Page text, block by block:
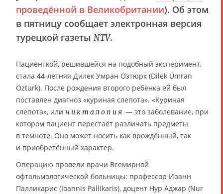
проведённой в Великобритании). Об этом
в пятницу сообщает электронная версия
турецкой газеты NTV.
Пациенткой, решившейся на подобный эксперимент,
стала 44-летняя Дилек Умран Озтюрк (Dilek Ümran
Öztürk). После рождения второго ребёнка ей был
поставлен диагноз «куриная слепота». «Куриная
слепота», или никталопия — это заболевание, при
котором пациент перестаёт различать предметы
в темноте. Оно может носить как врождённый, так
и приобретённый характер.
Операцию провели врачи Всемирной
офтальмологической больницы: профессор Иоанн
Палликарис (Ioannis Pallikaris), доцент Нур Аджар (Nur